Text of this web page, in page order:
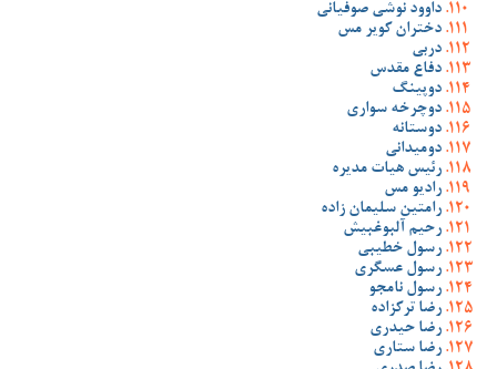
داوود نوشی صوفیانی
دختران کویر مس
دربی
دفاع مقدس
دوپینگ
دوچرخه سواری
دوستانه
دومیدانی
رئیس هیات مدیره
رادیو مس
رامتین سلیمان زاده
رحیم آلبوغبیش
رسول خطیبی
رسول عسگری
رسول نامجو
رضا ترکزاده
رضا حیدری
رضا ستاری